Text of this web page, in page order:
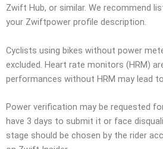
Zwift Hub, or similar. We recommend
your Zwiftpower profile description.
Cyclists using bikes without power
excluded. Heart rate monitors (HRM)
performances without HRM may lead
Power verification may be requested
have 3 days to submit it or face
stage should be chosen by the rider